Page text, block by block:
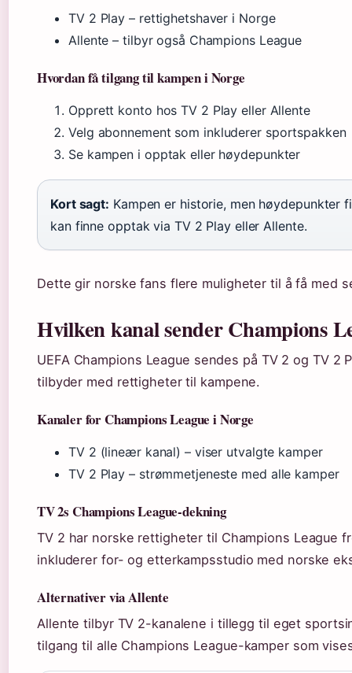
TV 2 Play – rettighetshaver i Norge
Allente – tilbyr også Champions League
Hvordan få tilgang til kampen i Norge
Opprett konto hos TV 2 Play eller Allente
Velg abonnement som inkluderer sportspakken
Se kampen i opptak eller høydepunkter
Kort sagt: Kampen er historie, men høydepunkter
kan finne opptak via TV 2 Play eller Allente.
Dette gir norske fans flere muligheter til å få med
Hvilken kanal sender Champions
UEFA Champions League sendes på TV 2 og TV 2
tilbyder med rettigheter til kampene.
Kanaler for Champions League i Norge
TV 2 (lineær kanal) – viser utvalgte kamper
TV 2 Play – strømmetjeneste med alle kamper
TV 2s Champions League-dekning
TV 2 har norske rettigheter til Champions League
inkluderer for- og etterkampsstudio med norske
Alternativer via Allente
Allente tilbyr TV 2-kanalene i tillegg til eget
tilgang til alle Champions League-kamper som